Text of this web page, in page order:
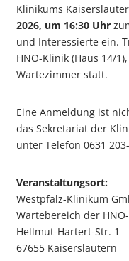
Klinikums
2026, um 16:30 Uhr
und Interessierte ein.
HNO-Klinik (Haus 14/
Wartezimmer statt.
Eine Anmeldung ist
das Sekretariat der
unter Telefon 0631
Veranstaltungsort:
Westpfalz-Klinikum
Wartebereich der
Hellmut-Hartert-Str. 1
67655 Kaiserslautern